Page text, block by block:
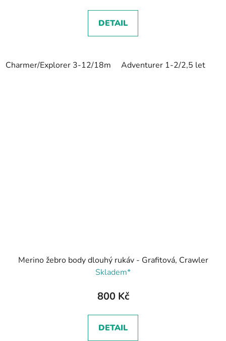
DETAIL
Charmer/Explorer 3-12/18m Adventurer 1-2/2,5 let
Merino žebro body dlouhý rukáv - Grafitová, Crawler
Skladem*
800 Kč
DETAIL